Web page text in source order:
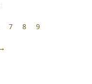
7 8 9